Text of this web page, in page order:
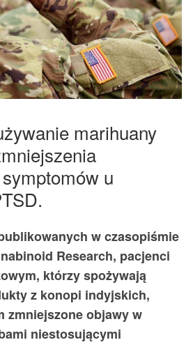
marihuany
u
w czasopiśmie
Research, pacjenci
którzy spożywają
z konopi indyjskich,
zmniejszone objawy w
niestosującymi